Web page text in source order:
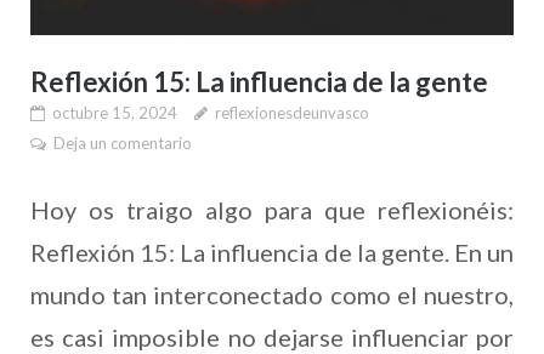
Reflexión 15: La influencia de la gente
octubre 15, 2024
reflexionesdeunvasco
Deja un comentario
Hoy os traigo algo para que reflexionéis:
Reflexión 15: La influencia de la gente. En un
mundo tan interconectado como el nuestro,
es casi imposible no dejarse influenciar por